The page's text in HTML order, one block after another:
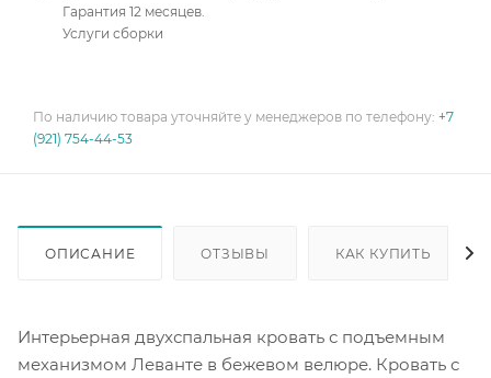
Гарантия 12 месяцев.
Услуги сборки
По наличию товара уточняйте у менеджеров по телефону: +7
(921) 754-44-53
ОПИСАНИЕ ОТЗЫВЫ КАК КУПИТЬ
Интерьерная двухспальная кровать с подъемным
механизмом Леванте в бежевом велюре. Кровать с